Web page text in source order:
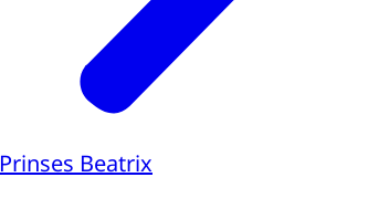
Prinses Beatrix